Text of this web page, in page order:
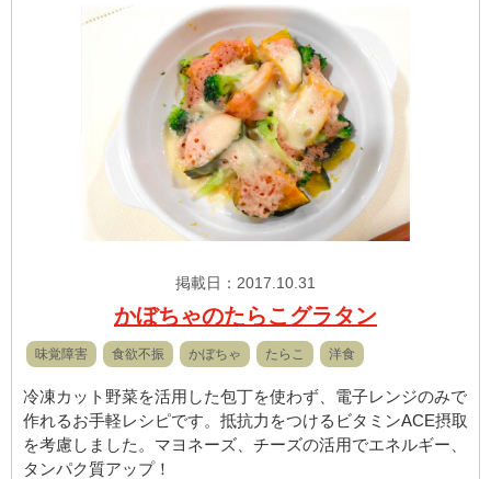
掲載日：2017.10.31
かぼちゃのたらこグラタン
味覚障害 食欲不振 かぼちゃ たらこ 洋食
冷凍カット野菜を活用した包丁を使わず、電子レンジのみで
作れるお手軽レシピです。抵抗力をつけるビタミンACE摂取
を考慮しました。マヨネーズ、チーズの活用でエネルギー、
タンパク質アップ！